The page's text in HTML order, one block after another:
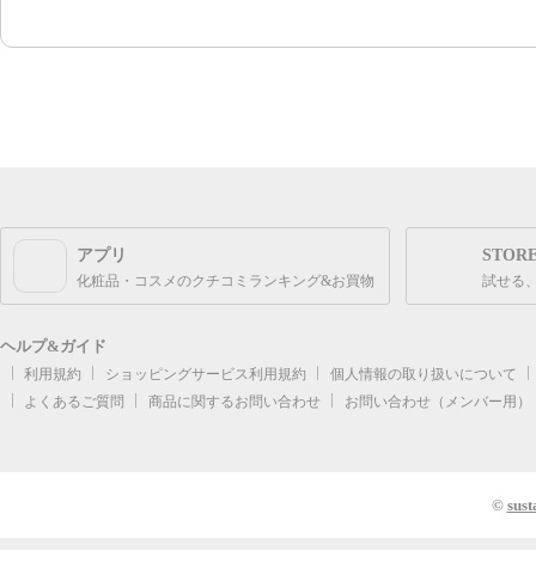
アプリ
化粧品・コスメのクチコミランキング&お買物 試せる
ヘルプ&ガイド
利用規約 ショッピングサービス利用規約
個人情報の取り扱いについて
よくあるご質問
商品に関するお問い合わせ お問い合わせ（メンバー用）
©